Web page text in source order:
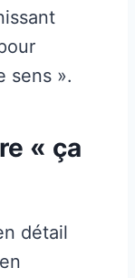
sens ».
« ça
détail